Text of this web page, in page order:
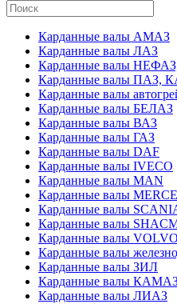
Карданные валы АМАЗ
Карданные валы ЛАЗ
Карданные валы
Карданные валы ПАЗ,
Карданные валы
Карданные валы БЕЛАЗ
Карданные валы ВАЗ
Карданные валы ГАЗ
Карданные валы DAF
Карданные валы IVECO
Карданные валы MAN
Карданные валы
Карданные валы
Карданные валы
Карданные валы VOLVO
Карданные валы
Карданные валы ЗИЛ
Карданные валы
Карданные валы ЛИАЗ